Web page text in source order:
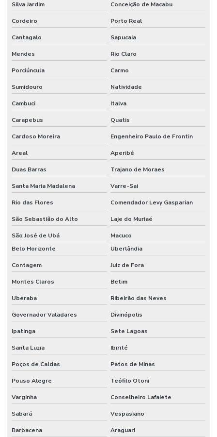
Silva Jardim Conceição de Macabu
Cordeiro Porto Real
Cantagalo Sapucaia
Mendes Rio Claro
Porciúncula Carmo
Sumidouro Natividade
Cambuci Italva
Carapebus Quatis
Cardoso Moreira Engenheiro Paulo de Frontin
Areal Aperibé
Duas Barras Trajano de Moraes
Santa Maria Madalena Varre-Sai
Rio das Flores Comendador Levy Gasparian
São Sebastião do Alto Laje do Muriaé
São José de Ubá
Macuco
Belo Horizonte
Uberlândia
Contagem Juiz de Fora
Montes Claros Betim
Uberaba Ribeirão das Neves
Governador Valadares Divinópolis
Ipatinga Sete Lagoas
Santa Luzia Ibirité
Poços de Caldas Patos de Minas
Pouso Alegre Teófilo Otoni
Varginha Conselheiro Lafaiete
Sabará Vespasiano
Barbacena Araguari